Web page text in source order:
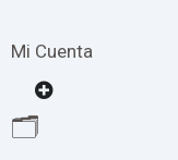
Mi Cuenta
Open
🗂️